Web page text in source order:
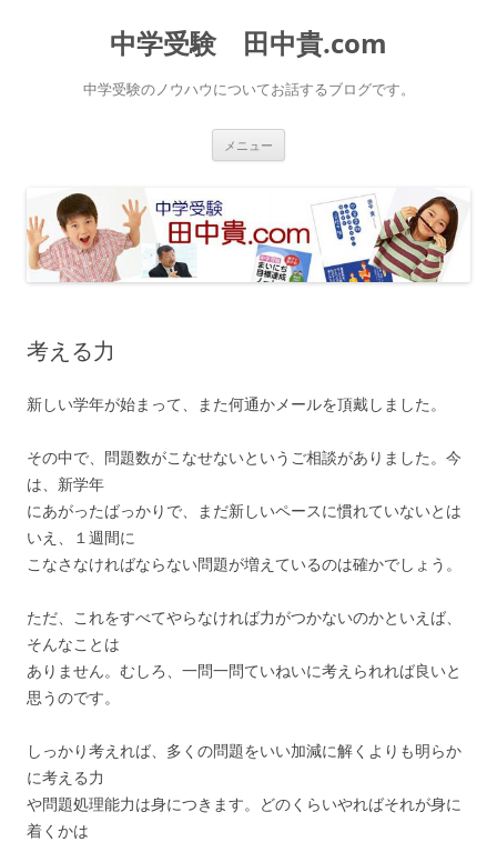
中学受験 田中貴.com
中学受験のノウハウについてお話するブログです。
メニュー
ス
キ
ッ
プ
考える力
新しい学年が始まって、また何通かメールを頂戴しました。
その中で、問題数がこなせないというご相談がありました。今
は、新学年
にあがったばっかりで、まだ新しいペースに慣れていないとは
いえ、１週間に
こなさなければならない問題が増えているのは確かでしょう。
ただ、これをすべてやらなければ力がつかないのかといえば、
そんなことは
ありません。むしろ、一問一問ていねいに考えられれば良いと
思うのです。
しっかり考えれば、多くの問題をいい加減に解くよりも明らか
に考える力
や問題処理能力は身につきます。どのくらいやればそれが身に
着くかは